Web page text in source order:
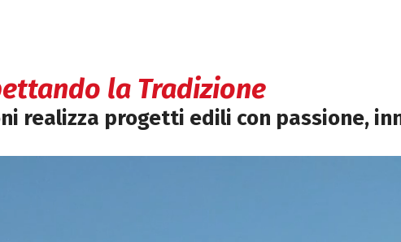
la Tradizione
realizza progetti edili con passione,